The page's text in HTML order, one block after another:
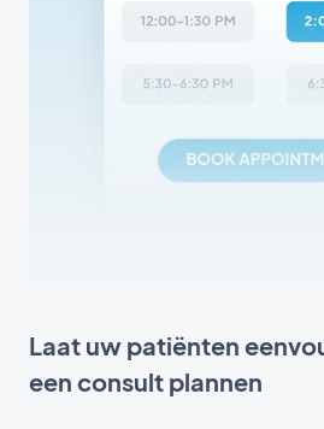
Laat uw patiënten
een consult plannen